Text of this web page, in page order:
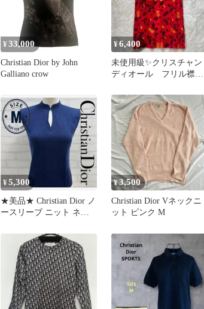
¥ 33,000
Christian Dior by John
Galliano crow
¥6,400
未使用級✨クリスチャン
ディオール フリル襟
ロピカル 赤
¥5,300
★美品★ Christian Dior ノ
ースリーブ ニット ネイ
¥3,500
Christian Dior Vネックニ
ット ピンク M